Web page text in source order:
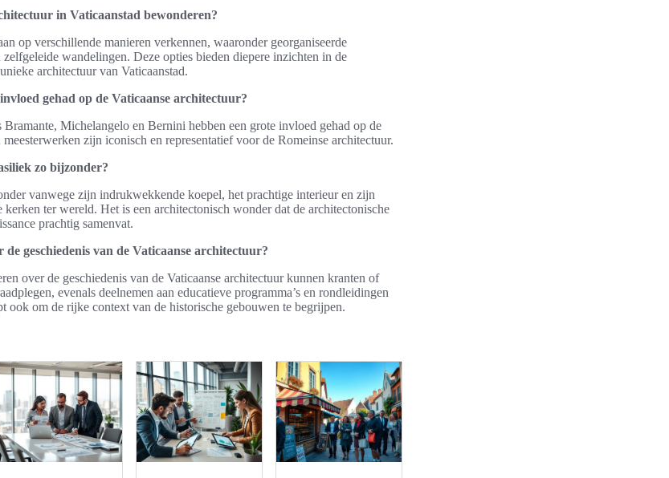
in Vaticaanstad bewonderen?
op verschillende manieren verkennen, waaronder georganiseerde
wandelingen. Deze opties bieden diepere inzichten in de
architectuur van Vaticaanstad.
gehad op de Vaticaanse architectuur?
Michelangelo en Bernini hebben een grote invloed gehad op de
zijn iconisch en representatief voor de Romeinse architectuur.
zo bijzonder?
vanwege zijn indrukwekkende koepel, het prachtige interieur en zijn
kerken ter wereld. Het is een architectonisch wonder dat de architectonische
prachtig samenvat.
geschiedenis van de Vaticaanse architectuur?
over de geschiedenis van de Vaticaanse architectuur kunnen kranten of
evenals deelnemen aan educatieve programma’s en rondleidingen
ook om de rijke context van de historische gebouwen te begrijpen.